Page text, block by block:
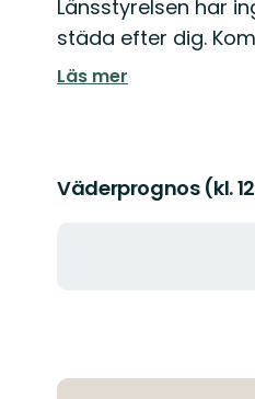
Länsstyrelsen har
städa efter dig.
Läs mer
Väderprognos (kl.